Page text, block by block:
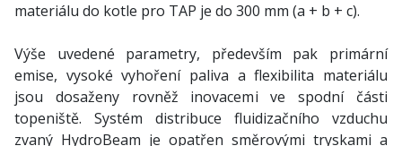
materiálu do kotle pro TAP je do 300 mm (a + b + c).
Výše uvedené parametry, především pak primární
emise, vysoké vyhoření paliva a flexibilita materiálu
jsou dosaženy rovněž inovacemi ve spodní části
topeniště. Systém distribuce fluidizačního vzduchu
zvaný HydroBeam je opatřen směrovými tryskami a